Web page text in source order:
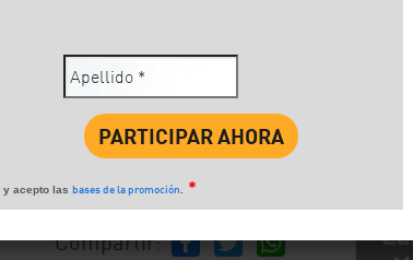
Compartir: Facebook
TwitterWhatsApp
y acepto lasbases de la promoción. *